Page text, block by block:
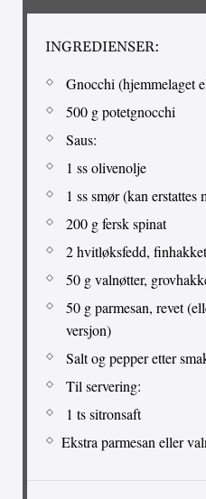
INGREDIENSER:
Gnocchi (hjemmelaget
500 g potetgnocchi
Saus:
1 ss olivenolje
1 ss smør (kan
200 g fersk spinat
2 hvitløksfedd, finhakket
50 g valnøtter,
50 g parmesan, revet
versjon)
Salt og pepper etter
Til servering:
1 ts sitronsaft
Ekstra parmesan eller